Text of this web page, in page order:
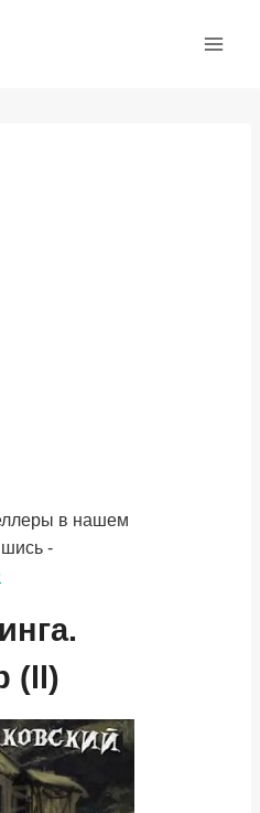
в нашем
-
(ll)